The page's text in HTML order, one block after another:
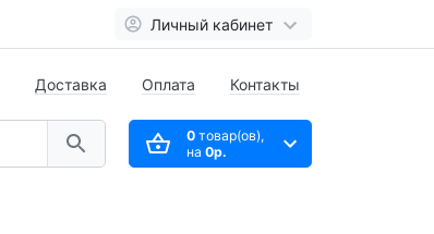
Личный кабинет
Доставка Оплата Контакты
0товар(ов),
на 0р.